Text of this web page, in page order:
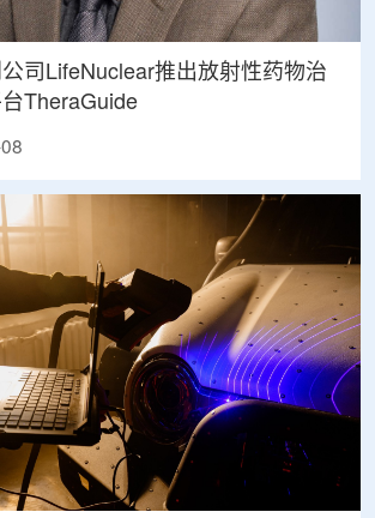
司LifeNuclear推出放射性药物治
TheraGuide